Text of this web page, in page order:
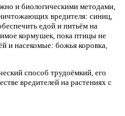
и биологическими методами,
вредителя: синиц,
едой и питьём на
кормушек, пока птицы не
и насекомые: божья коровка,
способ трудоёмкий, его
вредителей на растениях с